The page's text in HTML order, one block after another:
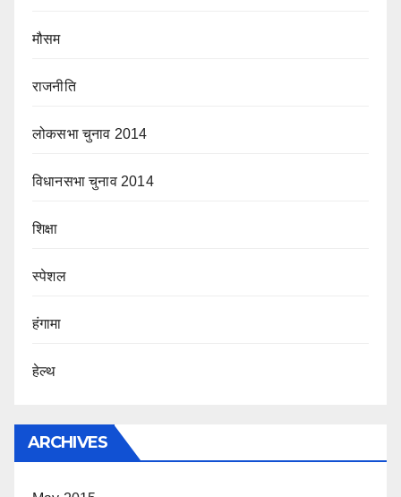
मौसम
राजनीति
लोकसभा चुनाव 2014
विधानसभा चुनाव 2014
शिक्षा
स्पेशल
हंगामा
हेल्थ
ARCHIVES